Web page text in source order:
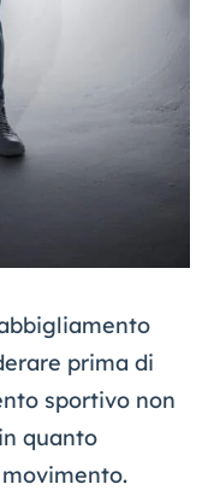
prima di
sportivo non
quanto